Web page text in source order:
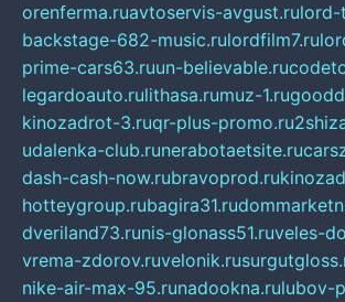
orenferma.ruavtoservis-avgust.rulord-
backstage-682-music.rulordfilm7.ru
prime-cars63.ruun-believable.ru
legardoauto.rulithasa.rumuz-1.ru
kinozadrot-3.ruqr-plus-promo.ru
udalenka-club.runerabotaetsite.ru
dash-cash-now.rubravoprod.ru
hotteygroup.rubagira31.ru
dveriland73.runis-glonass51.ruveles-
vrema-zdorov.ruvelonik.ru
nike-air-max-95.runadookna.rulubov-